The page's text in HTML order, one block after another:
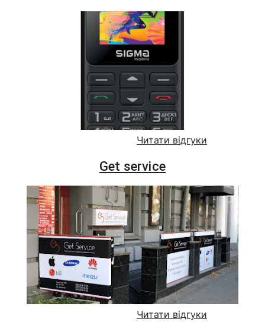
Читати відгуки
Get service
Читати відгуки